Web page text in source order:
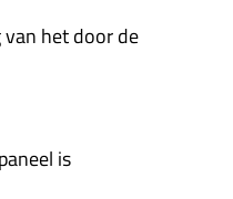
van het door de
is